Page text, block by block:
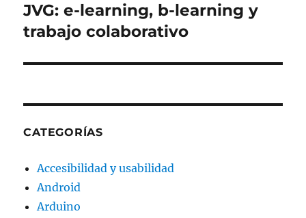
siguiente:
JVG: e-learning, b-learning y
trabajo colaborativo
CATEGORÍAS
Accesibilidad y usabilidad
Android
Arduino